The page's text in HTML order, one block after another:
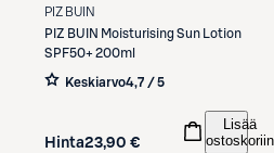
PIZ BUIN
PIZ BUIN Moisturising Sun Lotion
SPF50+ 200ml
Keskiarvo4,7 / 5
Hinta23,90 €
Lisää
ostoskoriin